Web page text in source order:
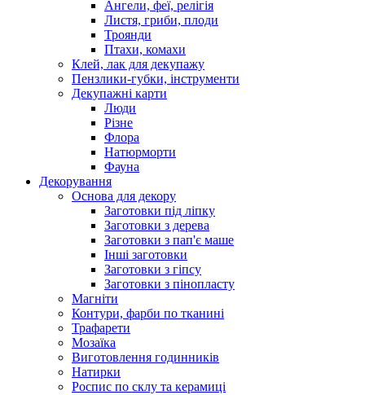
Ангели, феї, релігія
Листя, гриби, плоди
Троянди
Птахи, комахи
Клей, лак для декупажу
Пензлики-губки, інструменти
Декупажні карти
Люди
Різне
Флора
Натюрморти
Фауна
Декорування
Основа для декору
Заготовки під ліпку
Заготовки з дерева
Заготовки з пап'є маше
Інші заготовки
Заготовки з гіпсу
Заготовки з пінопласту
Магніти
Контури, фарби по тканині
Трафарети
Мозаїка
Виготовлення годинників
Натирки
Роспис по склу та керамиці